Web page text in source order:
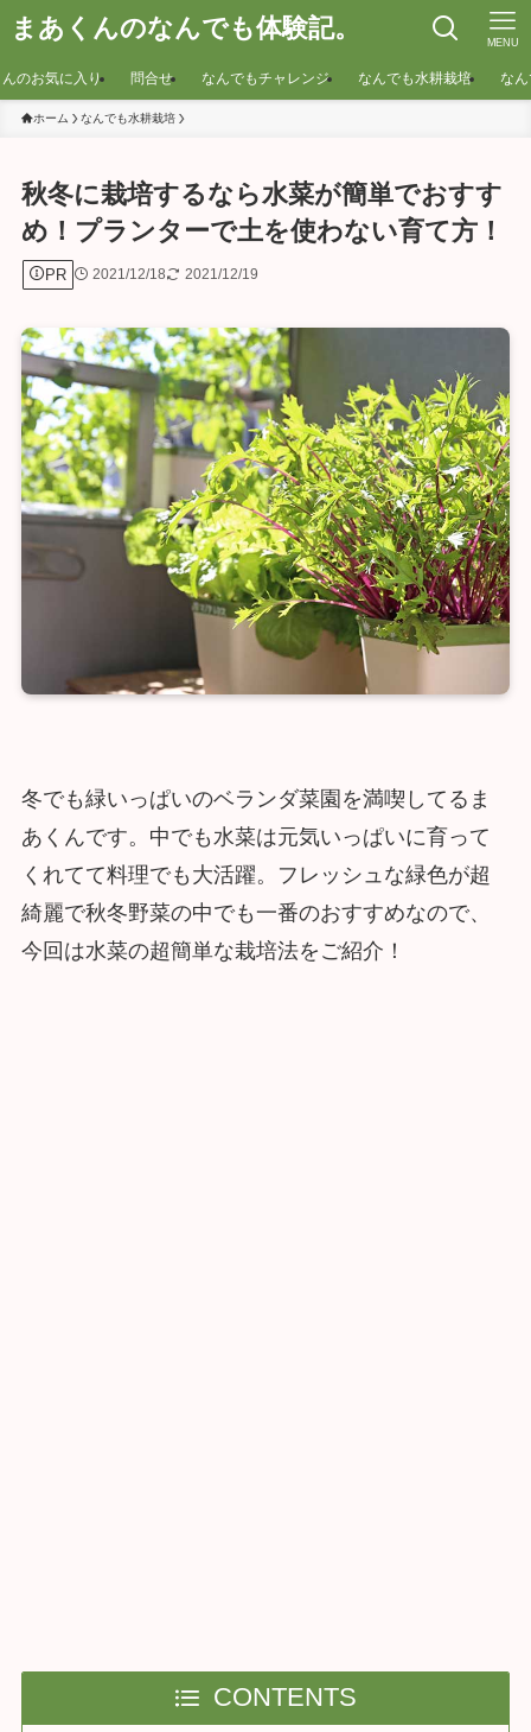
まあくんのなんでも体験記。 MENU
のお気に入り 問合せ なんでもチャレンジ なんでも水耕栽培 な
ホーム なんでも水耕栽培
秋冬に栽培するなら水菜が簡単でおすす
め！プランターで土を使わない育て方！
PR 2021/12/18 2021/12/19
冬でも緑いっぱいのベランダ菜園を満喫してるま
あくんです。中でも水菜は元気いっぱいに育って
くれてて料理でも大活躍。フレッシュな緑色が超
綺麗で秋冬野菜の中でも一番のおすすめなので、
今回は水菜の超簡単な栽培法をご紹介！
CONTENTS